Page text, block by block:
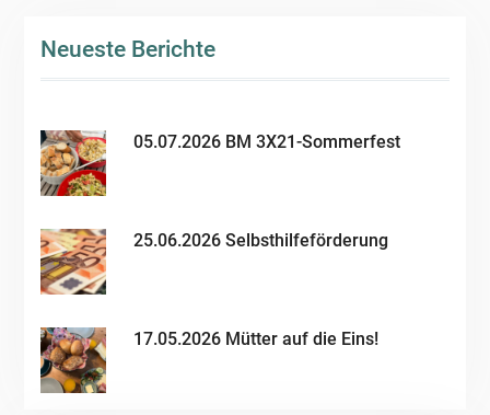
Neueste Berichte
05.07.2026 BM 3X21-Sommerfest
25.06.2026 Selbsthilfeförderung
17.05.2026 Mütter auf die Eins!